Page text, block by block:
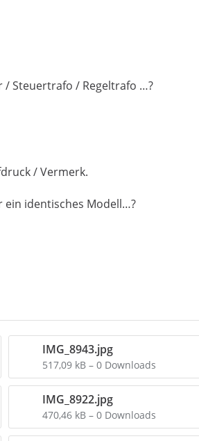
Steuertrafo / Regeltrafo …?
/ Vermerk.
ein identisches Modell…?
IMG_8943.jpg
517,09 kB – 0 Downloads
IMG_8922.jpg
470,46 kB – 0 Downloads